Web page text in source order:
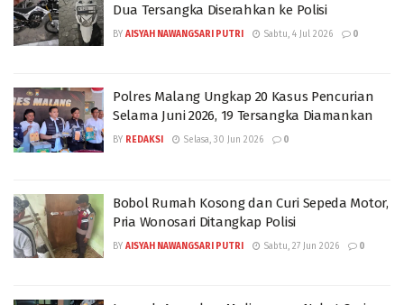
Dua Tersangka Diserahkan ke Polisi
BY AISYAH NAWANGSARI PUTRI Sabtu, 4 Jul 2026 0
Polres Malang Ungkap 20 Kasus Pencurian
Selama Juni 2026, 19 Tersangka Diamankan
BY REDAKSI Selasa, 30 Jun 2026 0
Bobol Rumah Kosong dan Curi Sepeda Motor,
Pria Wonosari Ditangkap Polisi
BY AISYAH NAWANGSARI PUTRI Sabtu, 27 Jun 2026 0